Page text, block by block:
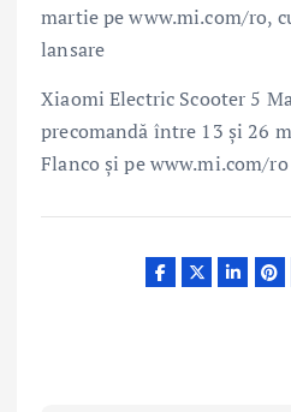
martie pe www.mi.com/ro,
lansare
Xiaomi Electric Scooter 5
precomandă între 13 și 26
Flanco și pe www.mi.com/ro